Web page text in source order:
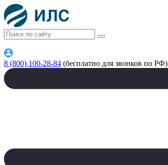
8 (800) 100-28-84 (бесплатно для звонков по РФ)